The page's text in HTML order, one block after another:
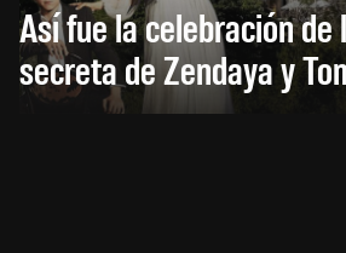
Así fue la celebración de
secreta de Zendaya y